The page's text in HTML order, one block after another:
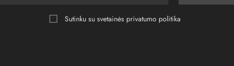
Sutinku su svetainės privatumo politika